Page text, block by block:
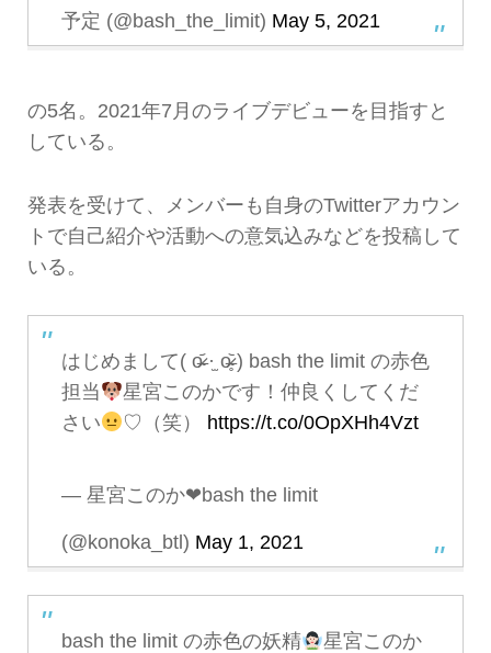
予定 (@bash_the_limit) May 5, 2021
の5名。2021年7月のライブデビューを目指すと
している。
発表を受けて、メンバーも自身のTwitterアカウン
トで自己紹介や活動への意気込みなどを投稿して
いる。
はじめまして( o̴̶̷᷄ ·̫ o̴̶̷̥᷅ ) bash the limit の赤色
担当
星宮このかです！仲良くしてくだ
さい
♡（笑） https://t.co/0OpXHh4Vzt
— 星宮このか❤︎bash the limit
(@konoka_btl) May 1, 2021
bash the limit の赤色の妖精
星宮このか